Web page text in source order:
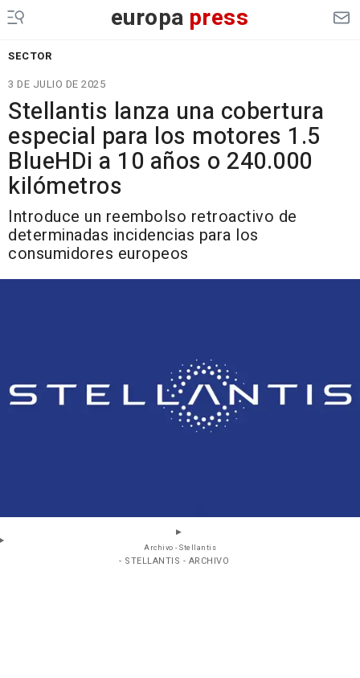
europa press
SECTOR
3 DE JULIO DE 2025
Stellantis lanza una cobertura
especial para los motores 1.5
BlueHDi a 10 años o 240.000
kilómetros
Introduce un reembolso retroactivo de
determinadas incidencias para los
consumidores europeos
Archivo - Stellantis
- STELLANTIS - ARCHIVO